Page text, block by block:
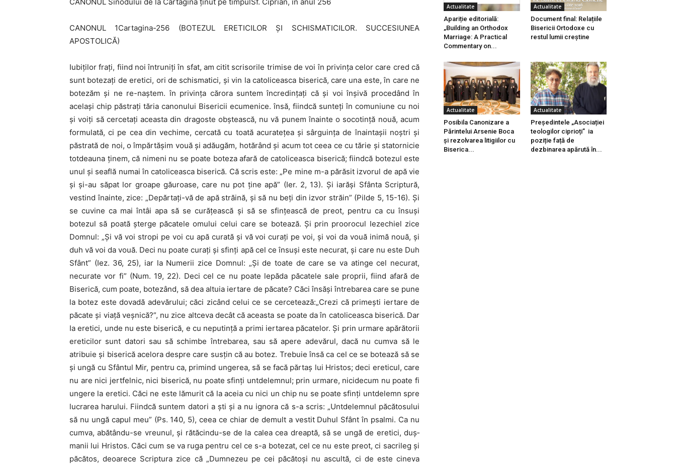
CANONUL 1Cartagina-256 (BOTEZUL ERETICILOR ŞI SCHISMATICILOR. SUCCESIUNEA
APOSTOLICĂ)
Iubiţilor fraţi, fiind noi întruniţi în sfat, am citit scrisorile trimise de voi în privinţa celor care cred că
sunt botezaţi de eretici, ori de schismati­ci, şi vin la catoliceasca biserică, care una este, în care ne
botezăm şi ne re-naştem. în privinţa cărora suntem încredinţaţi că şi voi înşivă procedând în
acelaşi chip păstraţi tăria canonului Bisericii ecumenice. însă, fiindcă sunteţi în comuniune cu noi
şi voiţi să cercetaţi aceasta din dragoste obştească, nu vă punem înainte o socotinţă nouă, acum
formulată, ci pe cea din vechime, cercată cu toată acurateţea şi sârguinţa de înaintaşii noştri şi
păstrată de noi, o împărtăşim vouă şi adăugăm, hotărând şi acum tot ceea ce cu tărie şi statornicie
totdeauna ţinem, că nimeni nu se poate boteza afară de catoliceasca biserică; fiindcă botezul este
unul şi seaflă numai în catoliceasca biserică. Că scris este: „Pe mine m-a părăsit izvorul de apă vie
şi şi-au săpat lor groape găuroase, care nu pot ţine apă” (Ier. 2, 13). Şi iarăşi Sfânta Scriptură,
vestind înainte, zice: „Depărtaţi-vă de apă străină, şi să nu beţi din izvor străin” (Pilde 5, 15-16). Şi
se cuvine ca mai întâi apa să se curăţească şi să se sfinţească de preot, pentru ca cu însuşi
botezul să poată şterge păcatele omului celui care se botează. Şi prin proorocul Iezechiel zice
Domnul: „Şi vă voi stropi pe voi cu apă cu­rată şi vă voi curaţi pe voi, şi voi da vouă inimă nouă, şi
duh vă voi da vouă. Deci nu poate curaţi şi sfinţi apă cel ce însuşi este necurat, şi care nu este Duh
Sfânt” (Iez. 36, 25), iar la Numerii zice Domnul: „Şi de toate de care se va atinge cel necurat,
necurate vor fi” (Num. 19, 22). Deci cel ce nu poate lepăda păcatele sale proprii, fiind afară de
Biserică, cum poate, bo­tezând, să dea altuia iertare de păcate? Căci însăşi întrebarea care se pune
la botez este dovadă adevărului; căci zicând celui ce se cercetează:„Crezi că primeşti iertare de
păcate şi viaţă veşnică?”, nu zice altceva de­cât că aceasta se poate da în catoliceasca biserică. Dar
Ia eretici, unde nu este biserică, e cu neputinţă a primi iertarea păcatelor. Şi prin urmare apărătorii
ereticilor sunt datori sau să schimbe întrebarea, sau să apere adevărul, dacă nu cumva să le
atribuie şi biserică acelora despre care sus­ţin că au botez. Trebuie însă ca cel ce se botează să se
şi ungă cu Sfântul Mir, pentru ca, primind ungerea, să se facă părtaş lui Hristos; deci ereti­cul, care
nu are nici jertfelnic, nici biserică, nu poate sfinţi untdelemnul; prin urmare, nicidecum nu poate fi
ungere la eretici. Căci ne este lămurit că la aceia cu nici un chip nu se poate sfinţi untdelemn spre
lucrarea ha­rului. Fiindcă suntem datori a şti şi a nu ignora că s-a scris: „Untde­lemnul păcătosului
să nu ungă capul meu” (Ps. 140, 5), ceea ce chiar de demult a vestit Duhul Sfânt în psalmi. Ca nu
cumva, abătându-se vre­unul, şi rătăcindu-se de la calea cea dreaptă, să se ungă de eretici, duş­
manii lui Hristos. Căci cum se va ruga pentru cel ce s-a botezat, cel ce nu este preot, ci sacrileg şi
păcătos, deoarece Scriptura zice că „Dumnezeu pe cei păcătoşi nu ascultă, ci de este cineva
Actualitate
Apariție editorială:
„Building an Orthodox
Marriage: A Practical
Commentary on...
Actualitate
Document final: Relațiile
Bisericii Ortodoxe cu
restul lumii creștine
Actualitate
Posibila Canonizare a
Părintelui Arsenie Boca
și rezolvarea litigiilor cu
Biserica...
Actualitate
Președintele „Asociației
teologilor ciprioți” ia
poziție față de
dezbinarea apărută în...